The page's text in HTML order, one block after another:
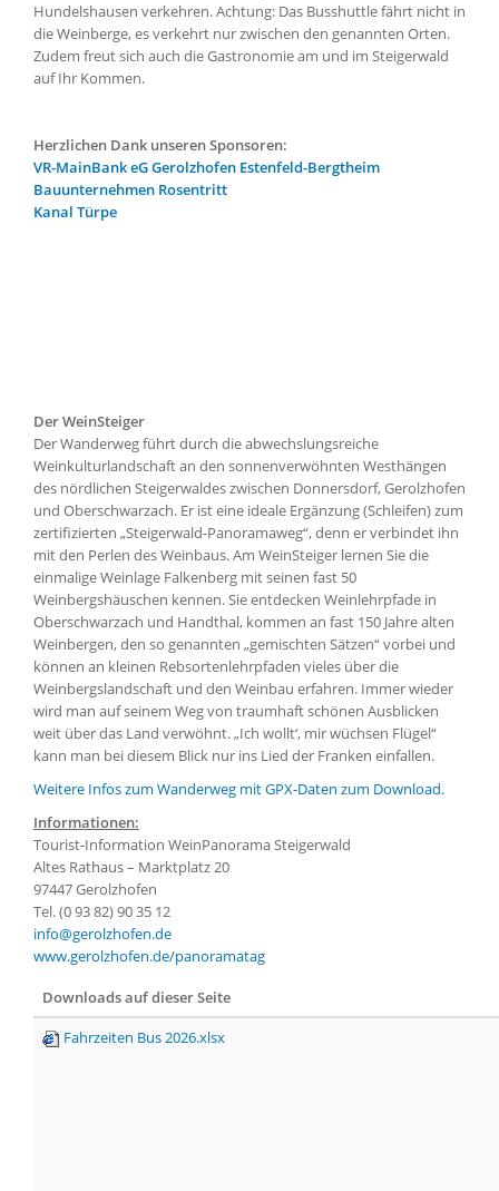
Hundelshausen verkehren. Achtung: Das Busshuttle fährt nicht in
die Weinberge, es verkehrt nur zwischen den genannten Orten.
Zudem freut sich auch die Gastronomie am und im Steigerwald
auf Ihr Kommen.
Herzlichen Dank unseren Sponsoren:
VR-MainBank eG Gerolzhofen Estenfeld-Bergtheim
Bauunternehmen Rosentritt
Kanal Türpe
Der WeinSteiger
Der Wanderweg führt durch die abwechslungsreiche
Weinkulturlandschaft an den sonnenverwöhnten Westhängen
des nördlichen Steigerwaldes zwischen Donnersdorf, Gerolzhofen
und Oberschwarzach. Er ist eine ideale Ergänzung (Schleifen) zum
zertifizierten „Steigerwald-Panoramaweg“, denn er verbindet ihn
mit den Perlen des Weinbaus. Am WeinSteiger lernen Sie die
einmalige Weinlage Falkenberg mit seinen fast 50
Weinbergshäuschen kennen. Sie entdecken Weinlehrpfade in
Oberschwarzach und Handthal, kommen an fast 150 Jahre alten
Weinbergen, den so genannten „gemischten Sätzen“ vorbei und
können an kleinen Rebsortenlehrpfaden vieles über die
Weinbergslandschaft und den Weinbau erfahren. Immer wieder
wird man auf seinem Weg von traumhaft schönen Ausblicken
weit über das Land verwöhnt. „Ich wollt‘, mir wüchsen Flügel“
kann man bei diesem Blick nur ins Lied der Franken einfallen.
Weitere Infos zum Wanderweg mit GPX-Daten zum Download.
Informationen:
Tourist-Information WeinPanorama Steigerwald
Altes Rathaus – Marktplatz 20
97447 Gerolzhofen
Tel. (0 93 82) 90 35 12
info@gerolzhofen.de
www.gerolzhofen.de/panoramatag
Downloads auf dieser Seite
Fahrzeiten Bus 2026.xlsx